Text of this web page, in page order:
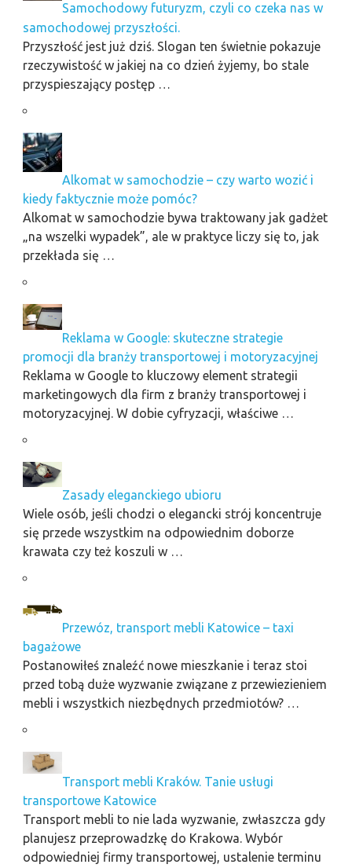
Samochodowy futuryzm, czyli co czeka nas w
samochodowej przyszłości.
Przyszłość jest już dziś. Slogan ten świetnie pokazuje
rzeczywistość w jakiej na co dzień żyjemy, bo stale
przyspieszający postęp …
Alkomat w samochodzie – czy warto wozić i
kiedy faktycznie może pomóc?
Alkomat w samochodzie bywa traktowany jak gadżet
„na wszelki wypadek”, ale w praktyce liczy się to, jak
przekłada się …
Reklama w Google: skuteczne strategie
promocji dla branży transportowej i motoryzacyjnej
Reklama w Google to kluczowy element strategii
marketingowych dla firm z branży transportowej i
motoryzacyjnej. W dobie cyfryzacji, właściwe …
Zasady eleganckiego ubioru
Wiele osób, jeśli chodzi o elegancki strój koncentruje
się przede wszystkim na odpowiednim doborze
krawata czy też koszuli w …
Przewóz, transport mebli Katowice – taxi
bagażowe
Postanowiłeś znaleźć nowe mieszkanie i teraz stoi
przed tobą duże wyzwanie związane z przewiezieniem
mebli i wszystkich niezbędnych przedmiotów? …
Transport mebli Kraków. Tanie usługi
transportowe Katowice
Transport mebli to nie lada wyzwanie, zwłaszcza gdy
planujesz przeprowadzkę do Krakowa. Wybór
odpowiedniej firmy transportowej, ustalenie terminu